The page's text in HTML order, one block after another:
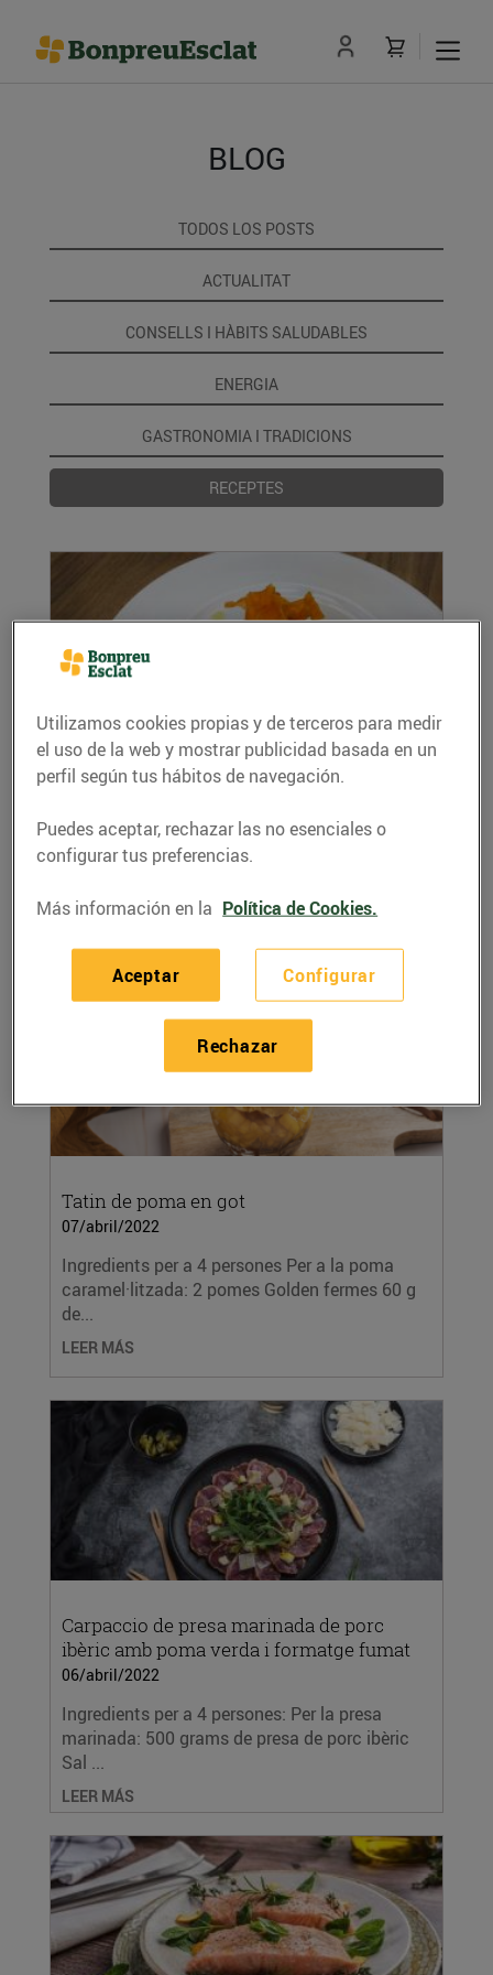
BLOG
TODOS LOS POSTS
ACTUALITAT
CONSELLS I HÀBITS SALUDABLES
ENERGIA
GASTRONOMIA I TRADICIONS
RECEPTES
Turnedó de rap, cansalada i hummus de
11/abril/2022
Ingredients per a 4 persones: Pel turnedó: 800
Tatin de poma en got
07/abril/2022
Ingredients per a 4 persones Per a la poma
caramel·litzada: 2 pomes Golden fermes 60 g
de...
LEER MÁS
Carpaccio de presa marinada de porc
ibèric amb poma verda i formatge fumat
06/abril/2022
Ingredients per a 4 persones: Per la presa
marinada: 500 grams de presa de porc ibèric
Sal ...
LEER MÁS
Utilizamos cookies propias y de terceros para medir
el uso de la web y mostrar publicidad basada en un
perfil según tus hábitos de navegación.
Puedes aceptar, rechazar las no esenciales o
configurar tus preferencias.
Más información en la Política de Cookies.
Configurar
Rechazar
Aceptar